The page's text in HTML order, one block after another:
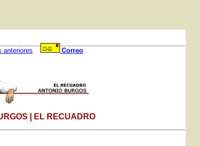
anteriores Correo
| EL RECUADRO